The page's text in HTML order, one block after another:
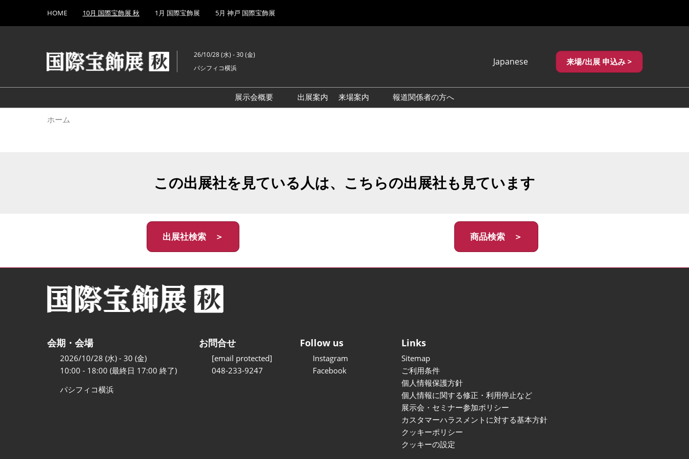
キ
し
て
to
HOME 10月 国際宝飾展 秋 1月 国際宝飾展 5月 神戸 国際宝飾展
26/10/28 (水) - 30 (金)
パシフィコ横浜
Japanese
繁體中文
来場/出展 申込み >
展示会概要
出展案内
来場案内
報道関係者の方へ
ホーム
この出展社を見ている人は、こちらの出展社も見ています
出展社検索 ＞ 商品検索 ＞
会期・会場
2026/10/28 (水) - 30 (金)
10:00 - 18:00 (最終日 17:00 終了)
パシフィコ横浜
お問合せ
[email protected]
048-233-9247
Follow us
Instagram
Facebook
Links
Sitemap
ご利用条件
個人情報保護方針
個人情報に関する修正・利用停止など
展示会・セミナー参加ポリシー
カスタマーハラスメントに対する基本方針
クッキーポリシー
クッキーの設定